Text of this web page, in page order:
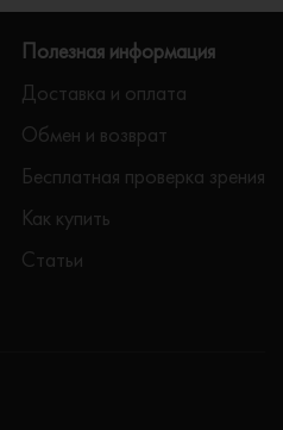
Полезная информация
Доставка и оплата
Обмен и возврат
Бесплатная проверка зрения
Как купить
Статьи